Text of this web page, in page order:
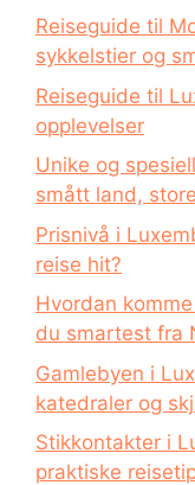
Reiseguide til
sykkelstier og
Reiseguide til
opplevelser
Unike og
smått land,
Prisnivå i
reise hit?
Hvordan
du smartest fra
Gamlebyen i
katedraler og
Stikkontakter i
praktiske